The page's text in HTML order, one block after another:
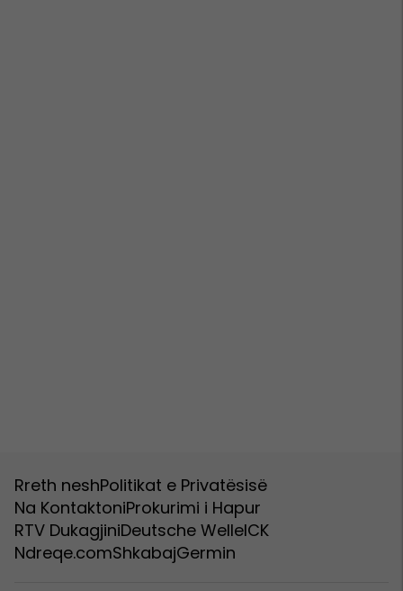
Rreth neshPolitikat e Privatësisë
Na KontaktoniProkurimi i Hapur
RTV DukagjiniDeutsche WelleICK
Ndreqe.comShkabajGermin